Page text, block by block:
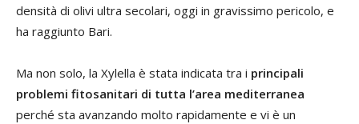
densità di olivi ultra secolari, oggi in gravissimo pericolo, e
ha raggiunto Bari.
Ma non solo, la Xylella è stata indicata tra i principali
problemi fitosanitari di tutta l’area mediterranea
perché sta avanzando molto rapidamente e vi è un